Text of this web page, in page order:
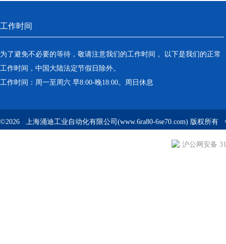
工作时间
为了避免不必要的等待，敬请注意我们的工作时间 。以下是我们的正常
工作时间，中国大陆法定节假日除外。
工作时间：周一至周六 早8:00-晚18:00。周日休息
©2026 上海涌迪工业自动化有限公司(www.6ra80-6se70.com) 版权所有
沪公网安备